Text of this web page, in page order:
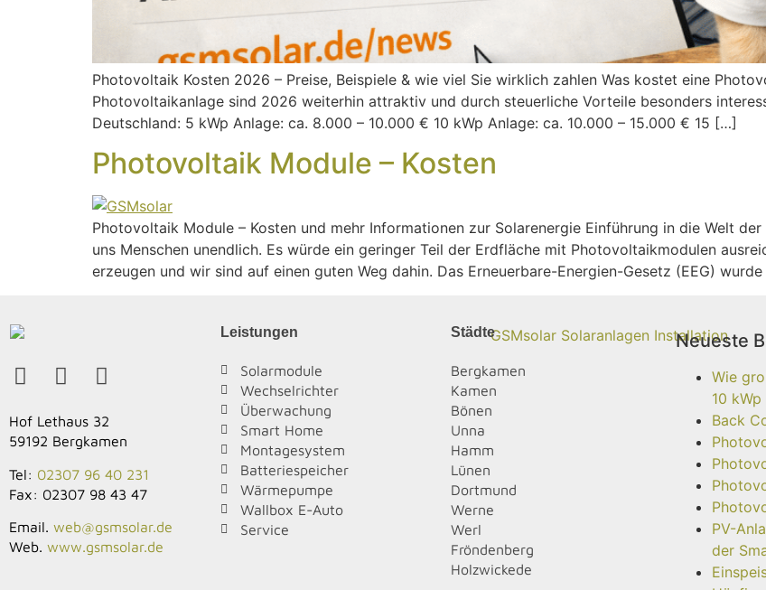
Photovoltaik Kosten 2026 – Preise, Beispiele & wie viel Sie wirklich zahlen Was kostet eine
Photovoltaikanlage sind 2026 weiterhin attraktiv und durch steuerliche Vorteile besonders
Deutschland: 5 kWp Anlage: ca. 8.000 – 10.000 € 10 kWp Anlage: ca. 10.000 – 15.000 € 15 […]
Photovoltaik Module – Kosten
Photovoltaik Module – Kosten und mehr Informationen zur Solarenergie Einführung in die Welt
uns Menschen unendlich. Es würde ein geringer Teil der Erdfläche mit Photovoltaikmodulen
erzeugen und wir sind auf einen guten Weg dahin. Das Erneuerbare-Energien-Gesetz (EEG)
Hof Lethaus 32
59192 Bergkamen
Tel: 02307 96 40 231
Fax: 02307 98 43 47
Email. web@gsmsolar.de
Web. www.gsmsolar.de
Leistungen
Solarmodule
Wechselrichter
Überwachung
Smart Home
Montagesystem
Batteriespeicher
Wärmepumpe
Wallbox E-Auto
Service
Städte
Bergkamen
Kamen
Bönen
Unna
Hamm
Lünen
Dortmund
Werne
Werl
Fröndenberg
Holzwickede
Neueste
Wie
10
Back
PV-
der